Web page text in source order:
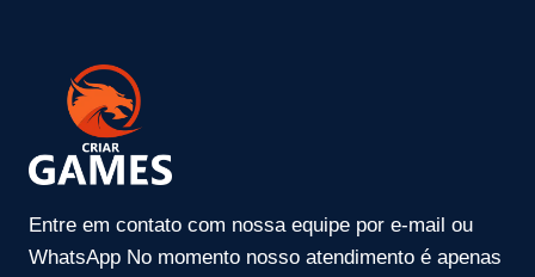
Entre em contato com nossa equipe por e-mail ou
WhatsApp No momento nosso atendimento é apenas